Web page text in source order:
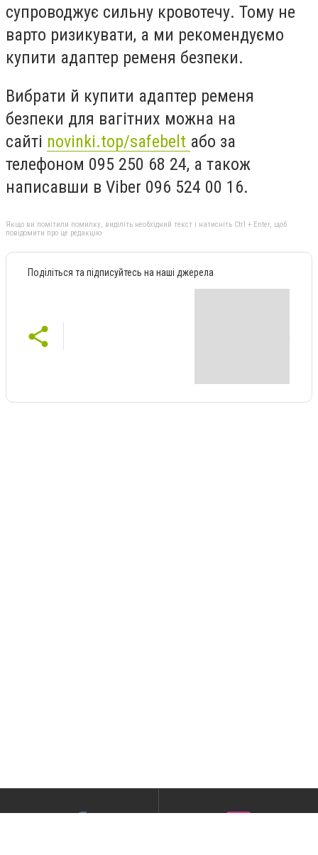
супроводжує сильну кровотечу. Тому не
варто ризикувати, а ми рекомендуємо
купити адаптер ременя безпеки.
Вибрати й купити адаптер ременя
безпеки для вагітних можна на
сайті novinki.top/safebelt або за
телефоном 095 250 68 24, а також
написавши в Viber 096 524 00 16.
Якщо ви помітили помилку, виділіть необхідний текст і натисніть Ctrl + Enter, щоб
повідомити про це редакцію
Поділіться та підписуйтесь на наші джерела